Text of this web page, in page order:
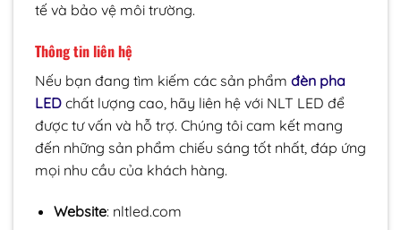
tế và bảo vệ môi trường.
Thông tin liên hệ
Nếu bạn đang tìm kiếm các sản phẩm đèn pha
LED chất lượng cao, hãy liên hệ với NLT LED để
được tư vấn và hỗ trợ. Chúng tôi cam kết mang
đến những sản phẩm chiếu sáng tốt nhất, đáp ứng
mọi nhu cầu của khách hàng.
Website: nltled.com